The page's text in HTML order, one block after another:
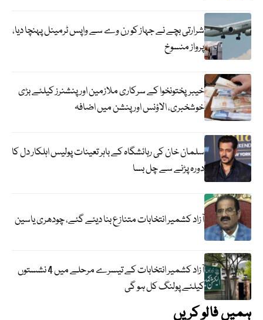
شرارتی بچے نے جہاز کو رن وے سے واپس ٹرمینل پہنچا دیا،
پرواز منسوخ
خیبرپختونخوا کے سرکاری ملازمین اور پنشنرز کیلئے بڑی
خوشخبری، الاؤنس اور پنشن میں اضافہ
سلمان خان کی رہائشگاہ کے باہر تعینات پولیس اہلکار دل کا
دورہ پڑنے سے چل بسا
آزاد کشمیر انتخابات متنازع بنا دیئے گئے، چودھری یاسین
آزاد کشمیر انتخابات کے تیسرے مرحلے میں 4 نشستوں
کیلئے پولنگ کل ہو گی
ہمیں فالو کریں